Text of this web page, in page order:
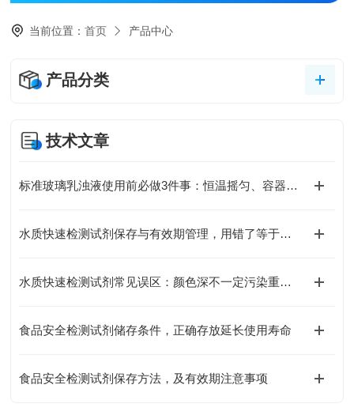
当前位置：首页 产品中心
产品分类
技术文章
标准玻璃乳浊液使用前必做3件事：恒温摇匀、容器清洁，避免引入人为测量误差
水质快速检测试剂保存与有效期管理，用错了等于白测
水质快速检测试剂常见误区：颜色深不一定污染重，这几个坑别再踩了
食品安全检测试剂储存条件，正确存放延长使用寿命
食品安全检测试剂保存方法，及有效期注意事项